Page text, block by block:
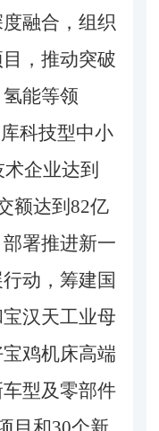
融合，组织
，推动突破
能等领
科技型中小
企业达到
额达到82亿
署推进新一
动，筹建国
汉天工业母
鸡机床高端
型及零部件